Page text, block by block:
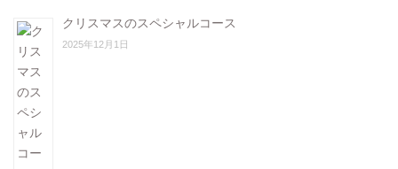
クリスマスのスペシャルコース
2025年12月1日